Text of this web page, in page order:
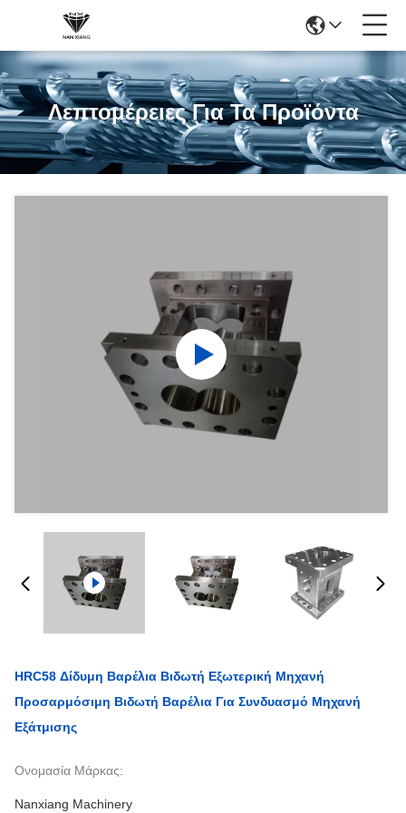
Λεπτομέρειες Για Τα Προϊόντα
HRC58 Δίδυμη Βαρέλια Βιδωτή Εξωτερική Μηχανή
Προσαρμόσιμη Βιδωτή Βαρέλια Για Συνδυασμό Μηχανή
Εξάτμισης
Ονομασία Μάρκας:
Nanxiang Machinery